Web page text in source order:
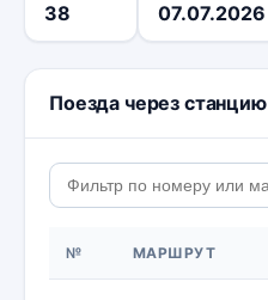
38 07.07.2026
Поезда через станцию
№ МАРШРУТ